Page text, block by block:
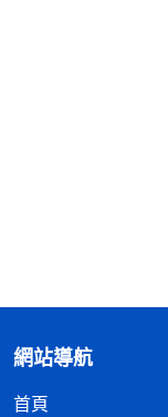
網站導航
首頁